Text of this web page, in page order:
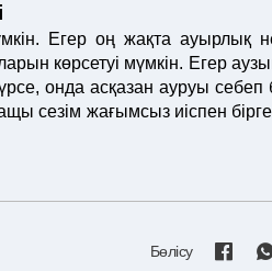
Егер оң жақта ауырлық
көрсетуі мүмкін. Егер
онда асқазан ауруы себеп
сезім жағымсыз иіспен бірге
Бөлісу